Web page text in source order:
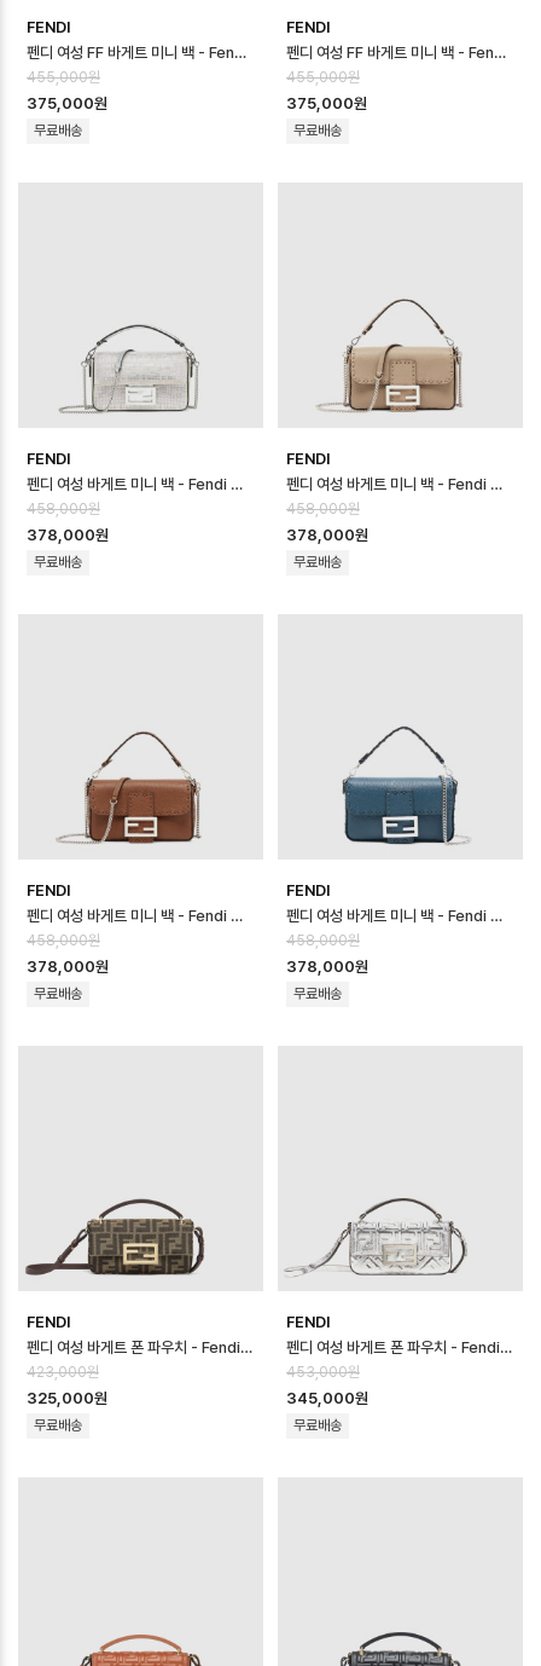
FENDI
펜디 여성 FF 바게트 미니 백 - Fendi Womens FF Baguette Mini …
455,000원
375,000원
무료배송
FENDI
펜디 여성 FF 바게트 미니 백 - Fendi Womens FF Baguette Mini …
455,000원
375,000원
무료배송
FENDI
펜디 여성 바게트 미니 백 - Fendi Womens Baguette Mini Bag - …
458,000원
378,000원
무료배송
FENDI
펜디 여성 바게트 미니 백 - Fendi Womens Baguette Mini Bag - …
458,000원
378,000원
무료배송
FENDI
펜디 여성 바게트 미니 백 - Fendi Womens Baguette Mini Bag - …
458,000원
378,000원
무료배송
FENDI
펜디 여성 바게트 미니 백 - Fendi Womens Baguette Mini Bag - …
458,000원
378,000원
무료배송
FENDI
펜디 여성 바게트 폰 파우치 - Fendi Womens Baguette Phone Pouc…
423,000원
325,000원
무료배송
FENDI
펜디 여성 바게트 폰 파우치 - Fendi Womens Baguette Phone Pouc…
453,000원
345,000원
무료배송